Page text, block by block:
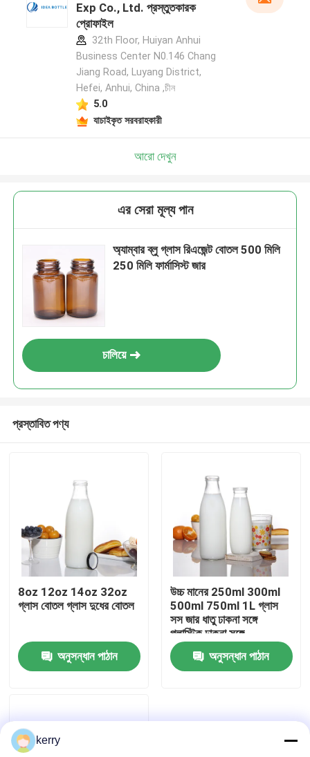
বাড়ি
আমাদের সম্পর্কে
Exp Co., Ltd. প্রস্তুতকারক
প্রোফাইল
32th Floor, Huiyan Anhui
Business Center N0.146 Chang
Jiang Road, Luyang District,
Hefei, Anhui, China ,চীন
5.0
যাচাইকৃত সরবরাহকারী
আরো দেখুন
এর সেরা মূল্য পান
অ্যাম্বার ব্লু গ্লাস রিএজেন্ট বোতল 500 মিলি
250 মিলি ফার্মাসিস্ট জার
চালিয়ে
প্রস্তাবিত পণ্য
8oz 12oz 14oz 32oz
গ্লাস বোতল গ্লাস দুধের বোতল
অনুসন্ধান পাঠান
উচ্চ মানের 250ml 300ml
500ml 750ml 1L গ্লাস
সস জার ধাতু ঢাকনা সঙ্গে
প্লাস্টিক ঢাকনা সঙ্গে
অনুসন্ধান পাঠান
kerry